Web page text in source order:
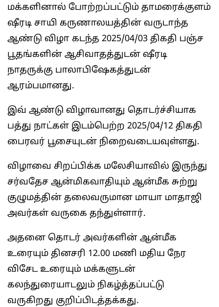
மக்களினால் போற்றப்பட்டும் தாமரைக்குளம்
ஷீரடி சாயி கருணாலயத்தின் வருடாந்த
ஆண்டு விழா கடந்த 2025/04/03 திகதி பஞ்ச
பூதங்களின் ஆசிவாதத்துடன் ஷீரடி
நாதருக்கு பாலாபிஷேகத்துடன்
ஆரம்பமானது.
இவ் ஆண்டு விழாவானது தொடர்ச்சியாக
பத்து நாட்கள் இடம்பெற்ற 2025/04/12 திகதி
பைரவர் பூசையுடன் நிறைவடையவுள்ளது.
விழாவை சிறப்பிக்க மலேசியாவில் இருந்து
சர்வதேச ஆன்மிகவாதியும் ஆன்மீக சுற்று
குழுமத்தின் தலைவருமான மாயா மாதாஜி
அவர்கள் வருகை தந்துள்ளார்.
அதனை தொடர் அவர்களின் ஆன்மீக
உரையும் தினசரி 12.00 மணி மதிய நேர
விசேட உரையும் மக்களுடன்
கலந்துரையாடலும் நிகழ்த்தப்பட்டு
வருகிறது குறிப்பிடத்தக்கது.